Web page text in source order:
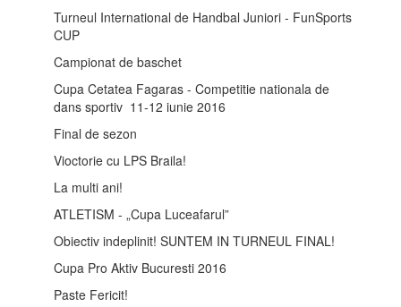
Turneul International de Handbal Juniori - FunSports
CUP
Campionat de baschet
Cupa Cetatea Fagaras - Competitie nationala de
dans sportiv 11-12 iunie 2016
Final de sezon
Vioctorie cu LPS Braila!
La multi ani!
ATLETISM - „Cupa Luceafarul”
Obiectiv indeplinit! SUNTEM IN TURNEUL FINAL!
Cupa Pro Aktiv Bucuresti 2016
Paste Fericit!